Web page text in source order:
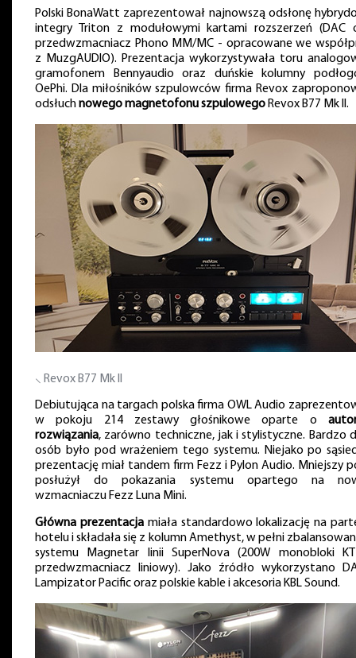
Polski BonaWatt zaprezentował najnowszą odsłonę
integry Triton z modułowymi kartami rozszerzeń (DAC
przedwzmacniacz Phono MM/MC - opracowane we
z MuzgAUDIO). Prezentacja wykorzystywała toru
gramofonem Bennyaudio oraz duńskie kolumny
OePhi. Dla miłośników szpulowców firma Revox
odsłuchnowego magnetofonu szpulowegoRevox B77 Mk II.
⸜ Revox B77 Mk II
Debiutująca na targach polska firma OWL Audio
w pokoju 214 zestawy głośnikowe oparte o
rozwiązania, zarówno techniczne, jak i stylistyczne. Bardzo
osób było pod wrażeniem tego systemu. Niejako po
prezentację miał tandem firm Fezz i Pylon Audio. Mniejszy
posłużył do pokazania systemu opartego na
wzmacniaczu Fezz Luna Mini.
Główna prezentacjamiała standardowo lokalizację na
hotelu i składała się z kolumn Amethyst, w pełni
systemu Magnetar linii SuperNova (200W monobloki
przedwzmacniacz liniowy). Jako źródło wykorzystano
Lampizator Pacific oraz polskie kable i akcesoria KBL Sound.